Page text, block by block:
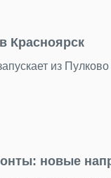
Красноярск
из
новые